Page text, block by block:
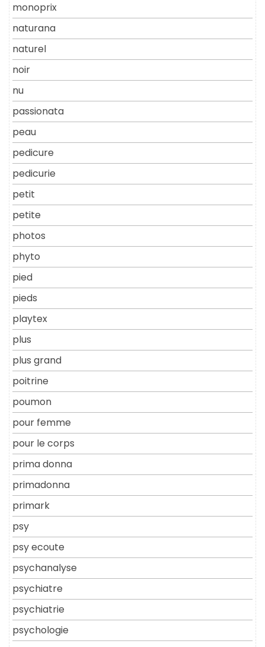
monoprix
naturana
naturel
noir
nu
passionata
peau
pedicure
pedicurie
petit
petite
photos
phyto
pied
pieds
playtex
plus
plus grand
poitrine
poumon
pour femme
pour le corps
prima donna
primadonna
primark
psy
psy ecoute
psychanalyse
psychiatre
psychiatrie
psychologie